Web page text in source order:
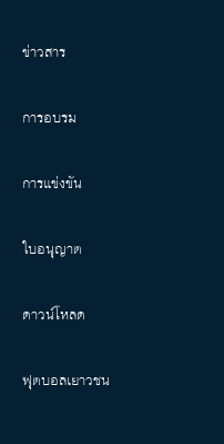
ข่าวสาร
การอบรม
การแข่งขัน
ใบอนุญาต
ดาวน์โหลด
ฟุตบอลเยาวชน